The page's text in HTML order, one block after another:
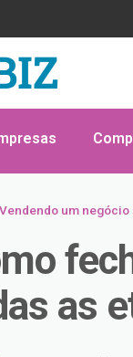
Vendendo um negócio
as